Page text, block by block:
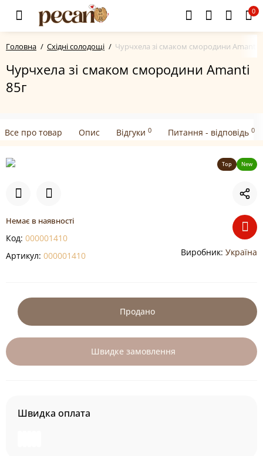
0
Головна Східні солодощі Чурчхела зі смаком смородини Amanti
Чурчхела зі смаком смородини Amanti
85г
Все про товар Опис Відгуки 0 Питання - відповідь 0
Top New
Немає в наявності
Код: 000001410
Артикул: 000001410 Виробник: Україна
Продано
Швидке замовлення
Швидка оплата